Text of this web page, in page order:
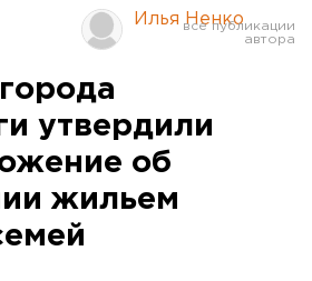
Илья Ненко
утвердили
об
жильем